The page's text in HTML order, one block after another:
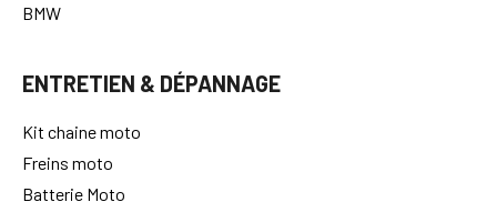
BMW
ENTRETIEN & DÉPANNAGE
Kit chaine moto
Freins moto
Batterie Moto